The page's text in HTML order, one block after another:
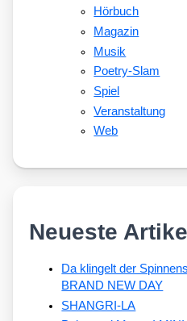
Hörbuch
Magazin
Musik
Poetry-Slam
Spiel
Veranstaltung
Web
Neueste
Da klingelt der
BRAND NEW DAY
SHANGRI-LA